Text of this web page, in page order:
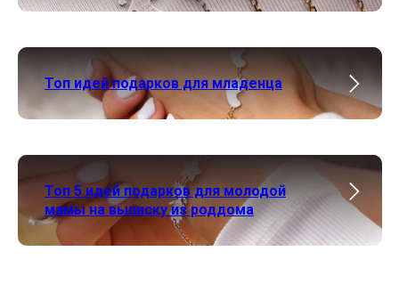
Топ идей подарков для младенца
Топ 5 идей подарков для молодой
мамы на выписку из роддома